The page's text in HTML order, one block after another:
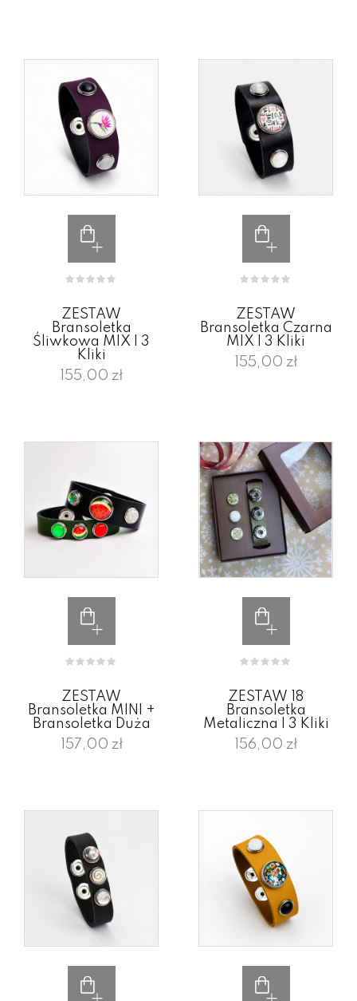
ZESTAW
Bransoletka
Śliwkowa MIX I 3
Kliki
155,00 zł
ZESTAW
Bransoletka Czarna
MIX I 3 Kliki
155,00 zł
ZESTAW
Bransoletka MINI +
Bransoletka Duża
157,00 zł
ZESTAW 18
Bransoletka
Metaliczna I 3 Kliki
156,00 zł